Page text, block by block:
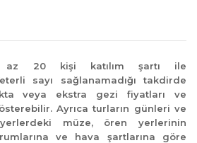
az 20 kişi katılım şartı ile
sayı sağlanamadığı takdirde
veya ekstra gezi fiyatları ve
Ayrıca turların günleri ve
müze, ören yerlerinin
ve hava şartlarına göre